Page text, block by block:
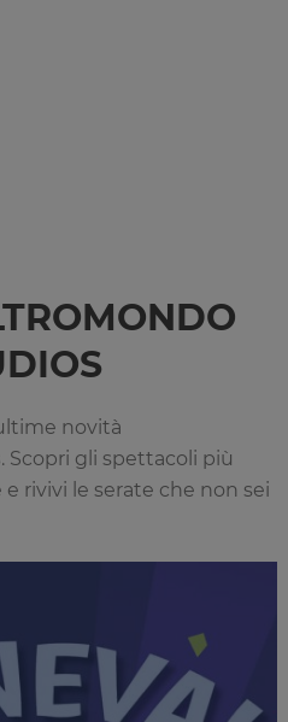
novità
. Scopri gli spettacoli più
rivivi le serate che non sei